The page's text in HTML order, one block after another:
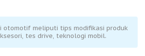
otomotif meliputi tips modifikasi produk
tes drive, teknologi mobil.